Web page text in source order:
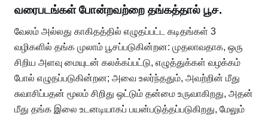
வரைபடங்கள் போன்றவற்றை தங்கத்தால் பூச.
வேலம் அல்லது காகிதத்தில் எழுதப்பட்ட கடிதங்கள் 3
வழிகளில் தங்க முலாம் பூசப்படுகின்றன: முதலாவதாக, ஒரு
சிறிய அளவு மையுடன் கலக்கப்பட்டு, எழுத்துக்கள் வழக்கம்
போல் எழுதப்படுகின்றன; அவை உலர்ந்ததும், அவற்றின் மீது
சுவாசிப்பதன் மூலம் சிறிது ஒட்டும் தன்மை உருவாகிறது, அதன்
மீது தங்க இலை உடனடியாகப் பயன்படுத்தப்படுகிறது, மேலும்